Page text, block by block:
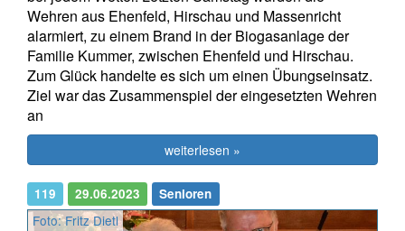
Wehren aus Ehenfeld, Hirschau und Massenricht
alarmiert, zu einem Brand in der Biogasanlage der
Familie Kummer, zwischen Ehenfeld und Hirschau.
Zum Glück handelte es sich um einen Übungseinsatz.
Ziel war das Zusammenspiel der eingesetzten Wehren
an
weiterlesen »
119 29.06.2023 Senioren
Foto: Fritz Dietl